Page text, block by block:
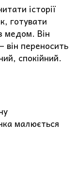
історії
готувати
медом. Він
переносить
спокійний.
малюється